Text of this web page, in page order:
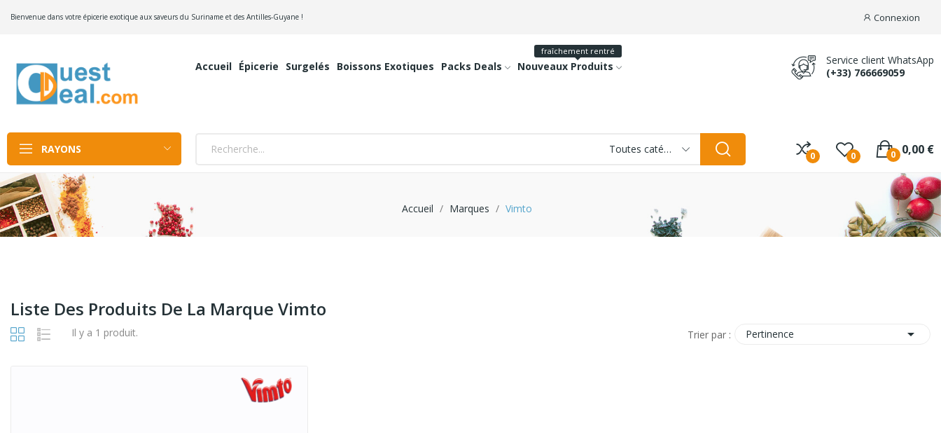
Bienvenue dans votre épicerie exotique aux saveurs du Suriname et des Antilles-Guyane ! Connexion
Accueil Épicerie Surgelés Boissons Exotiques Packs Deals Nouveaux Produits
fraîchement rentré
Service client WhatsApp
(+33) 766669059
RAYONS Toutes catégories 0 0 0,00 €
0
Accueil Marques Vimto
Liste Des Produits De La Marque Vimto
Il y a 1 produit. Trier par : Pertinence 